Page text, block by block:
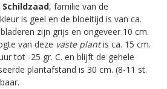
Schildzaad, familie van de
is geel en de bloeitijd is van ca.
zijn grijs en ongeveer 10 cm.
van deze vaste plantis ca. 15 cm.
tot -25 gr. C. en blijft de gehele
plantafstand is 30 cm. (8-11 st.